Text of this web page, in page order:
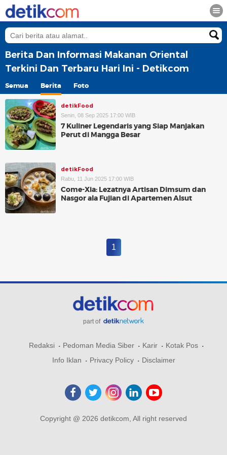
Berita Dan Informasi Makanan Oriental
Terkini Dan Terbaru Hari Ini - Detikcom
Semua Berita Foto
detikFood
Senin, 08 Sep 2025 17:00 WIB
7 Kuliner Legendaris yang Siap Manjakan
Perut di Mangga Besar
detikFood
Rabu, 11 Jun 2025 17:00 WIB
Come-Xia: Lezatnya Artisan Dimsum dan
Nasgor ala Fujian di Apartemen Alsut
1
part of
Redaksi Pedoman Media Siber Karir
Kotak Pos
Info Iklan
Privacy Policy Disclaimer
Copyright @ 2026 detikcom, All right reserved